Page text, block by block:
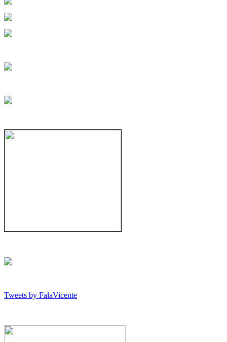
Tweets by FalaVicente